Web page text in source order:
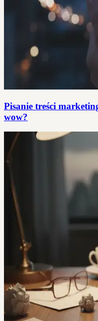
Pisanie treści
wow?